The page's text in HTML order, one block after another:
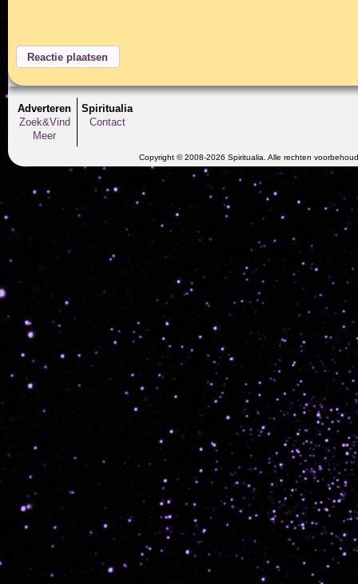
Adverteren
Zoek&Vind
Meer
Spiritualia
Contact
Copyright © 2008-2026 Spiritualia. Alle rechten